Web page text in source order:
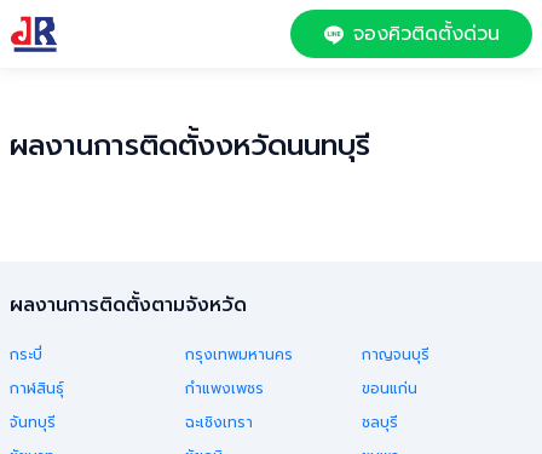
จองคิวติดตั้งด่วน
ผลงานการติดตั้งงหวัดนนทบุรี
ผลงานการติดตั้งตามจังหวัด
กระบี่ กรุงเทพมหานคร
กาญจนบุรี
กาฬสินธุ์
กำแพงเพชร
ขอนแก่น
จันทบุรี
ฉะเชิงเทรา
ชลบุรี